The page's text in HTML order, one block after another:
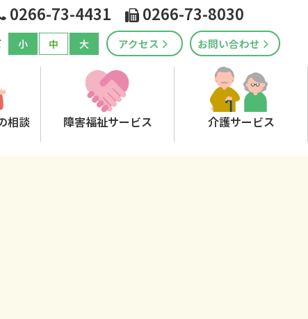
0266-73-4431 0266-73-8030
小 中 大 アクセス お問い合わせ
相談 障害福祉サービス 介護サービス